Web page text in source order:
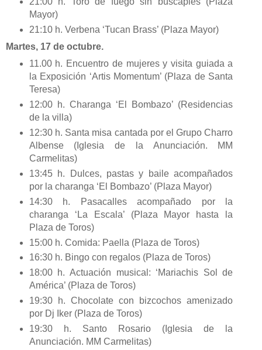
Mayor)
21:10 h. Verbena ‘Tucan Brass’ (Plaza Mayor)
Martes, 17 de octubre.
11.00 h. Encuentro de mujeres y visita guiada a
la Exposición ‘Artis Momentum’ (Plaza de Santa
Teresa)
12:00 h. Charanga ‘El Bombazo’ (Residencias
de la villa)
12:30 h. Santa misa cantada por el Grupo Charro
Albense (Iglesia de la Anunciación. MM
Carmelitas)
13:45 h. Dulces, pastas y baile acompañados
por la charanga ‘El Bombazo’ (Plaza Mayor)
14:30 h. Pasacalles acompañado por la
charanga ‘La Escala’ (Plaza Mayor hasta la
Plaza de Toros)
15:00 h. Comida: Paella (Plaza de Toros)
16:30 h. Bingo con regalos (Plaza de Toros)
18:00 h. Actuación musical: ‘Mariachis Sol de
América’ (Plaza de Toros)
19:30 h. Chocolate con bizcochos amenizado
por Dj Iker (Plaza de Toros)
19:30 h. Santo Rosario (Iglesia de la
Anunciación. MM Carmelitas)